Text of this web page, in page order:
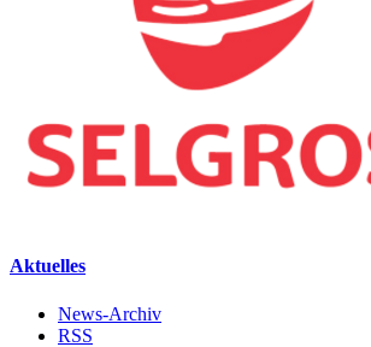
Aktuelles
News-Archiv
RSS